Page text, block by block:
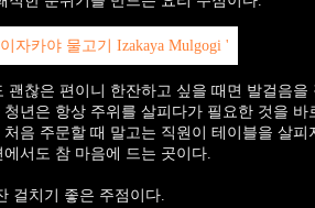
괜찮은 편이니 한잔하고 싶을 때면 발걸음
년은 항상 주위를 살피다가 필요한 것을 바
음 주문할 때 말고는 직원이 테이블을 살피
서도 참 마음에 드는 곳이다.
걸치기 좋은 주점이다.